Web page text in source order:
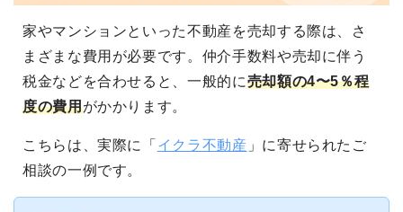
家やマンションといった不動産を売却する際は、さ
まざまな費用が必要です。仲介手数料や売却に伴う
税金などを合わせると、一般的に売却額の4〜5％程
度の費用がかかります。
こちらは、実際に「 イクラ不動産 」に寄せられたご
相談の一例です。